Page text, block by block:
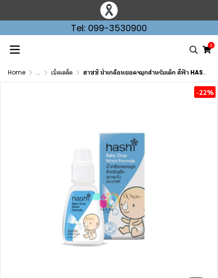
Tel: 099-3530900
0
Home ... เบ็ดเตล็ด ฮาชชิ น้ำเกลือหยอดจมูกสำหรับเด็ก สีฟ้า HASHI สูตร MOIST 4ML.
-22%